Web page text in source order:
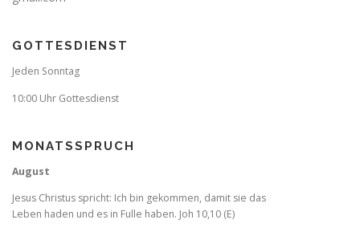
GOTTESDIENST
Jeden Sonntag
10:00 Uhr Gottesdienst
MONATSSPRUCH
August
Jesus Christus spricht: Ich bin gekommen, damit sie das
Leben haden und es in Fulle haben. Joh 10,10 (E)